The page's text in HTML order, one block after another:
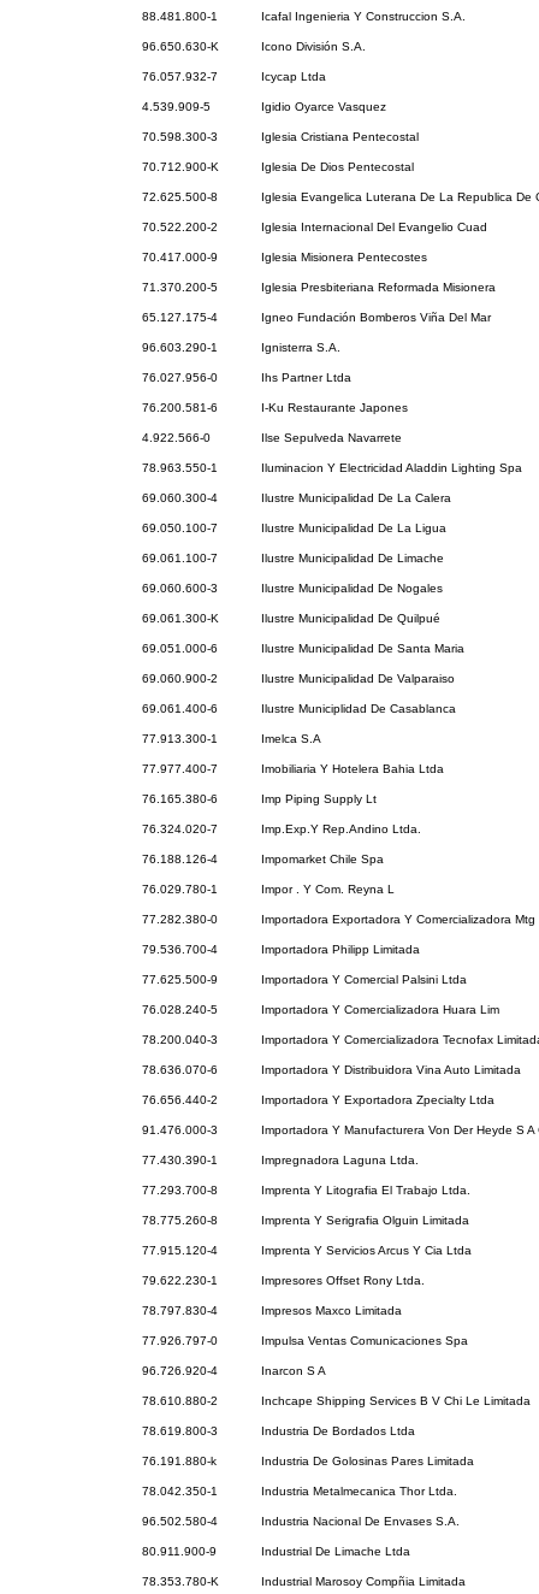
88.481.800-1 Icafal Ingenieria Y Construccion S.A.
96.650.630-K Icono División S.A.
76.057.932-7 Icycap Ltda
4.539.909-5 Igidio Oyarce Vasquez
70.598.300-3 Iglesia Cristiana Pentecostal
70.712.900-K Iglesia De Dios Pentecostal
72.625.500-8 Iglesia Evangelica Luterana De La Republica De
70.522.200-2 Iglesia Internacional Del Evangelio Cuad
70.417.000-9 Iglesia Misionera Pentecostes
71.370.200-5 Iglesia Presbiteriana Reformada Misionera
65.127.175-4 Igneo Fundación Bomberos Viña Del Mar
96.603.290-1 Ignisterra S.A.
76.027.956-0 Ihs Partner Ltda
76.200.581-6 I-Ku Restaurante Japones
4.922.566-0 Ilse Sepulveda Navarrete
78.963.550-1 Iluminacion Y Electricidad Aladdin Lighting Spa
69.060.300-4 Ilustre Municipalidad De La Calera
69.050.100-7 Ilustre Municipalidad De La Ligua
69.061.100-7 Ilustre Municipalidad De Limache
69.060.600-3 Ilustre Municipalidad De Nogales
69.061.300-K Ilustre Municipalidad De Quilpué
69.051.000-6 Ilustre Municipalidad De Santa Maria
69.060.900-2 Ilustre Municipalidad De Valparaiso
69.061.400-6 Ilustre Municiplidad De Casablanca
77.913.300-1 Imelca S.A
77.977.400-7 Imobiliaria Y Hotelera Bahia Ltda
76.165.380-6 Imp Piping Supply Lt
76.324.020-7 Imp.Exp.Y Rep.Andino Ltda.
76.188.126-4 Impomarket Chile Spa
76.029.780-1 Impor . Y Com. Reyna L
77.282.380-0 Importadora Exportadora Y Comercializadora Mtg
79.536.700-4 Importadora Philipp Limitada
77.625.500-9 Importadora Y Comercial Palsini Ltda
76.028.240-5 Importadora Y Comercializadora Huara Lim
78.200.040-3 Importadora Y Comercializadora Tecnofax
78.636.070-6 Importadora Y Distribuidora Vina Auto Limitada
76.656.440-2 Importadora Y Exportadora Zpecialty Ltda
91.476.000-3 Importadora Y Manufacturera Von Der Heyde S A
77.430.390-1 Impregnadora Laguna Ltda.
77.293.700-8 Imprenta Y Litografia El Trabajo Ltda.
78.775.260-8 Imprenta Y Serigrafia Olguin Limitada
77.915.120-4 Imprenta Y Servicios Arcus Y Cia Ltda
79.622.230-1 Impresores Offset Rony Ltda.
78.797.830-4 Impresos Maxco Limitada
77.926.797-0 Impulsa Ventas Comunicaciones Spa
96.726.920-4 Inarcon S A
78.610.880-2 Inchcape Shipping Services B V Chi Le Limitada
78.619.800-3 Industria De Bordados Ltda
76.191.880-k Industria De Golosinas Pares Limitada
78.042.350-1 Industria Metalmecanica Thor Ltda.
96.502.580-4 Industria Nacional De Envases S.A.
80.911.900-9 Industrial De Limache Ltda
78.353.780-K Industrial Marosoy Compñia Limitada